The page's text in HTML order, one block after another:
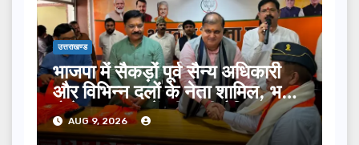
उत्तराखण्ड
भाजपा में सैकड़ों पूर्व सैन्य अधिकारी
और विभिन्न दलों के नेता शामिल, भट्ट
बोले- 2027 में जीत की हैट्रिक
लगाएगी पार्टी
AUG 9, 2026